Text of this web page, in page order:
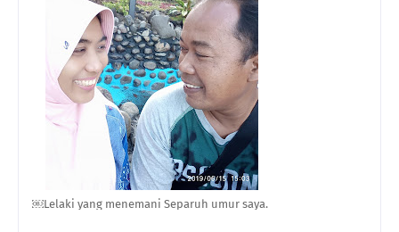
￼Lelaki yang menemani Separuh umur saya.